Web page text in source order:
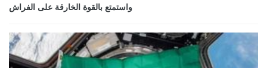
واستمتع بالقوة الخارقة على الفراش